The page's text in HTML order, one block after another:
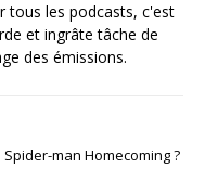
tous les podcasts, c'est
et ingrâte tâche de
des émissions.
man Homecoming ?